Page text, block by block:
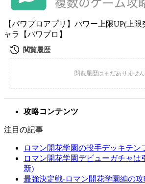
【パワプロアプリ】パワー上限UP(上
ャラ【パワプロ】
攻略コンテンツ
注目の記事
ロマン開花学園の投手デッキテン
ロマン開花学園デビューガチャは
新)
最強決定戦-ロマン開花学園編の